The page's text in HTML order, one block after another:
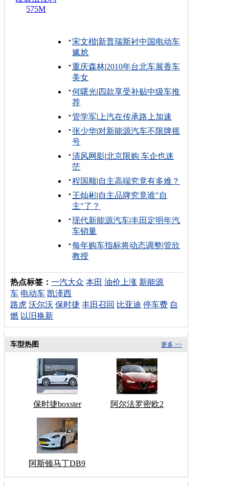
575M
宋文楷|新普瑞斯衬中国电动车
尴尬
重庆森林|2010年台北车展香车
美女
何曙光| 四款享受补贴中级车推
荐
管学军| 上汽在传承路上加速
张少华|对新能源汽车不限牌摇
号
清风网影|北京限购 车企也迷
茫
程国顺|自主高端究竟有多难？
王灿彬|自主品牌究竟谁"自
主"了？
现代新能源汽车|丰田定明年汽
车销量
每年购车指标将动态调整|管欣
教授
热点标签：一汽大众 本田 油价上涨 新能源
车 电动车 凯泽西
路虎 沃尔沃 保时捷 丰田召回 比亚迪 停车费 自
燃 以旧换新
更多 >>
车型热图
保时捷boxster 阿尔法罗密欧2
阿斯顿马丁DB9